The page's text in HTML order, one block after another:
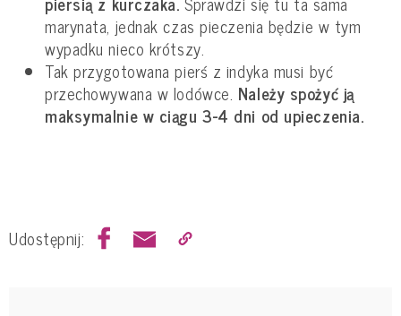
marynata, jednak czas pieczenia będzie w tym
wypadku nieco krótszy.
Tak przygotowana pierś z indyka musi być
przechowywana w lodówce. Należy spożyć ją
maksymalnie w ciągu 3-4 dni od upieczenia.
Udostępnij: